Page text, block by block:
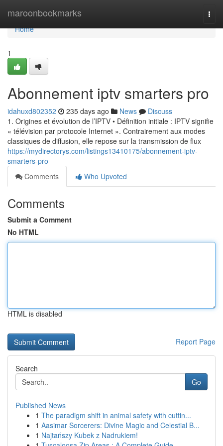
maroonbookmarks
Home
Home
1
Abonnement iptv smarters pro
idahuxd802352 235 days ago News
Discuss
1. Origines et évolution de l’IPTV • Définition initiale : IPTV signifie
« télévision par protocole Internet ». Contrairement aux modes
classiques de diffusion, elle repose sur la transmission de flux
https://mydirectorys.com/listings13410175/abonnement-iptv-
smarters-pro
Comments
Who Upvoted
Comments
Submit a Comment
No HTML
HTML is disabled
Report Page
Search
Go
Published News
1 The paradigm shift in animal safety with cuttin...
1 Aasimar Sorcerers: Divine Magic and Celestial B...
1 Najtańszy Kubek z Nadrukiem!